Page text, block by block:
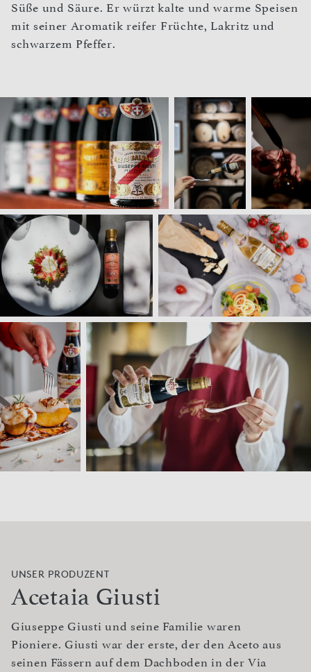
Süße und Säure. Er würzt kalte und warme Speisen
mit seiner Aromatik reifer Früchte, Lakritz und
schwarzem Pfeffer.
UNSER PRODUZENT
Acetaia Giusti
Giuseppe Giusti und seine Familie waren
Pioniere. Giusti war der erste, der den Aceto aus
seinen Fässern auf dem Dachboden in der Via